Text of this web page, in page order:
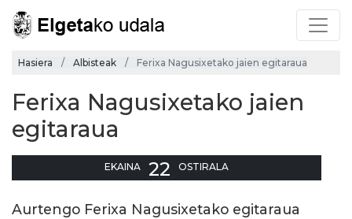
Hasiera Albisteak Ferixa Nagusixetako jaien egitaraua
Ferixa Nagusixetako jaien
egitaraua
EKAINA 22 OSTIRALA
Aurtengo Ferixa Nagusixetako egitaraua